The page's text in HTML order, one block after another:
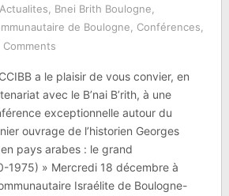
Actualites Bnei Brith Boulogne
de Boulogne Conférences
Comments
a le plaisir de vous convier, en
avec le B’nai B’rith, à une
exceptionnelle autour du
ouvrage de l’historien Georges
pays arabes : le grand
1975) » Mercredi 18 décembre à
Israélite de Boulogne-